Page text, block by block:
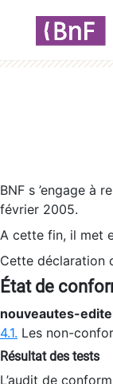
BNF s ’engage à
février 2005.
A cette fin, il met
Cette déclaration
État de
nouveautes-
4.1. Les non-
Résultat des tests
L’audit de